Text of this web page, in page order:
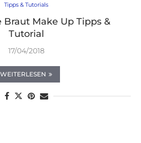
Tipps & Tutorials
Braut Make Up Tipps &
Tutorial
17/04/2018
WEITERLESEN